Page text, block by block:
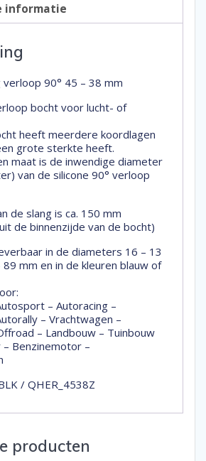
informatie
verloop 90° 45 – 38 mm
bocht voor lucht- of
heeft meerdere koordlagen
grote sterkte heeft.
maat is de inwendige diameter
van de silicone 90° verloop
de slang is ca. 150 mm
de binnenzijde van de bocht)
in de diameters 16 – 13
mm en in de kleuren blauw of
– Autoracing –
– Vrachtwagen –
– Landbouw – Tuinbouw
Benzinemotor –
/ QHER_4538Z
producten